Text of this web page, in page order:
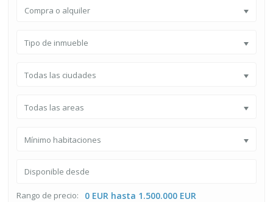
Compra o alquiler
Tipo de inmueble
Todas las ciudades
Todas las areas
Mínimo habitaciones
Rango de precio: 0 EUR hasta 1.500.000 EUR